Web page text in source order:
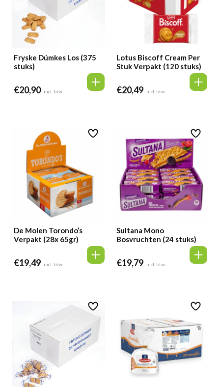
Fryske Dúmkes Los (375
stuks)
€20,90 incl. btw
Lotus Biscoff Cream Per
Stuk Verpakt (120 stuks)
€20,49 incl. btw
De Molen Torondo’s
Verpakt (28x 65gr)
€19,49 incl. btw
Sultana Mono
Bosvruchten (24 stuks)
€19,79 incl. btw